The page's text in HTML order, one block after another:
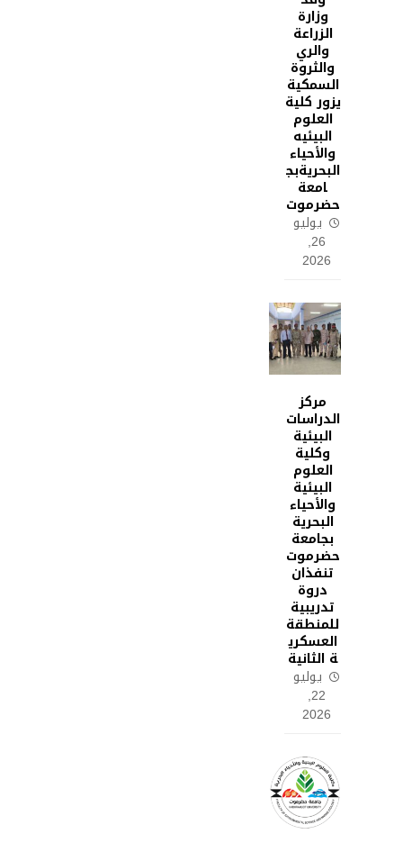
وزارة
الزراعة
والري
والثروة
السمكية
يزور كلية
العلوم
البيئيه
والأحياء
البحريةبج
امعة
حضرموت
يوليو
26,
2026
مركز
الدراسات
البيئية
وكلية
العلوم
البيئية
والأحياء
البحرية
بجامعة
حضرموت
تنفذان
دروة
تدريبية
للمنطقة
العسكري
ة الثانية
يوليو
22,
2026